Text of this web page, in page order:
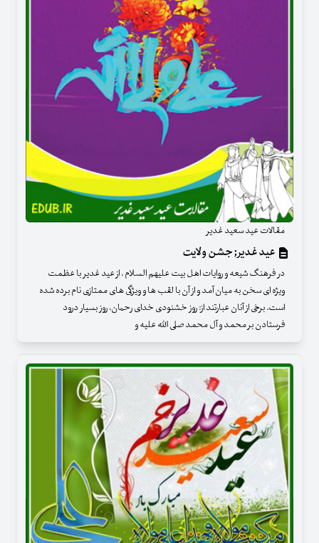
مقالات عید سعید غدیر
عید غدیر ; جشن ولایت
در فرهنگ شیعه و روایات اهل بیت علیهم السلام ، از عید غدیر با عظمت
ویژه ای سخن به میان آمد و از آن با لقب ها و ویژگی های ممتازی نام برده شده
است. برخی از آنان عبارتند از: روز خشنودی خدای رحمان، روز بسیار درود
فرستادن بر محمد و آل محمد صلی الله علیه و